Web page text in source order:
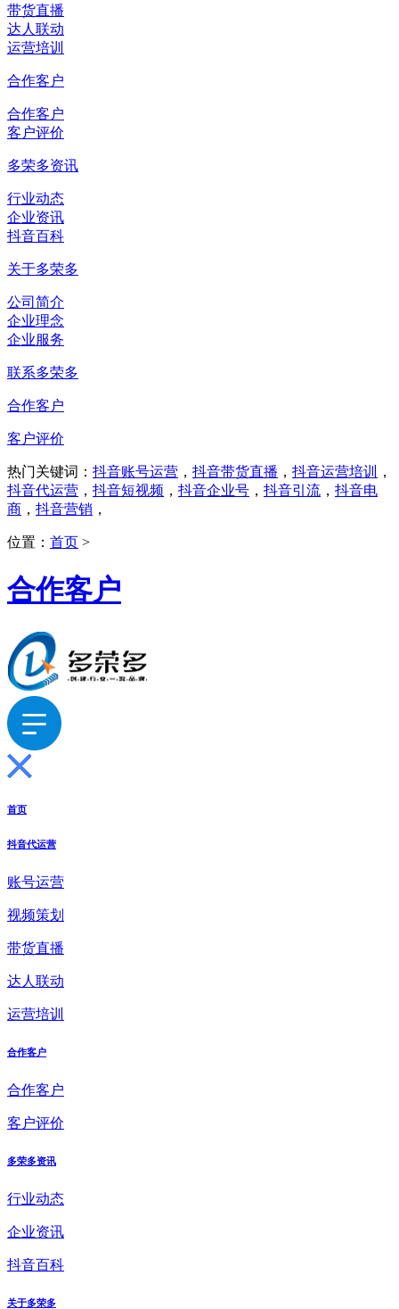
带货直播
达人联动
运营培训
合作客户
合作客户
客户评价
多荣多资讯
行业动态
企业资讯
抖音百科
关于多荣多
公司简介
企业理念
企业服务
联系多荣多
合作客户
客户评价
热门关键词： 抖音账号运营 ， 抖音带货直播 ， 抖音运营培训
，
抖音代运营 ， 抖音短视频 ， 抖音企业号 ， 抖音引流 ， 抖音电
商 ， 抖音营销 ，
位置： 首页 >
合作客户
首页
抖音代运营
账号运营
视频策划
带货直播
达人联动
运营培训
合作客户
合作客户
客户评价
多荣多资讯
行业动态
企业资讯
抖音百科
关于多荣多